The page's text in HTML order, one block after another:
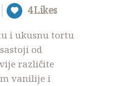
4Likes
i ukusnu tortu
od
različite
vanilije i